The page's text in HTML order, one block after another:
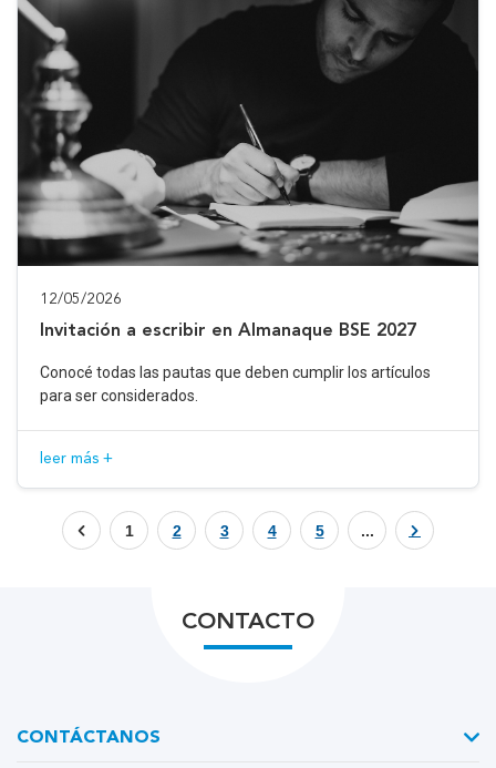
12/05/2026
Invitación a escribir en Almanaque BSE 2027
Conocé todas las pautas que deben cumplir los artículos
para ser considerados.
leer más +
1 2 3 4 5 ...
CONTACTO
CONTÁCTANOS